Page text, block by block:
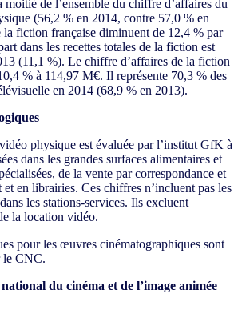
moitié de l’ensemble du chiffre d’affaires du
(56,2 % en 2014, contre 57,0 % en
la fiction française diminuent de 12,4 % par
dans les recettes totales de la fiction est
(11,1 %). Le chiffre d’affaires de la fiction
% à 114,97 M€. Il représente 70,3 % des
en 2014 (68,9 % en 2013).
physique est évaluée par l’institut GfK à
dans les grandes surfaces alimentaires et
de la vente par correspondance et
et en librairies. Ces chiffres n’incluent pas les
les stations-services. Ils excluent
la location vidéo.
pour les œuvres cinématographiques sont
le CNC.
du cinéma et de l’image animée